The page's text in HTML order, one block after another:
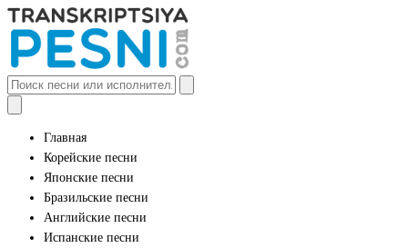
Главная
Корейские песни
Японские песни
Бразильские песни
Английские песни
Испанские песни